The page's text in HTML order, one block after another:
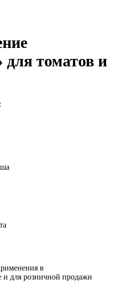
томатов и
в
для розничной продажи